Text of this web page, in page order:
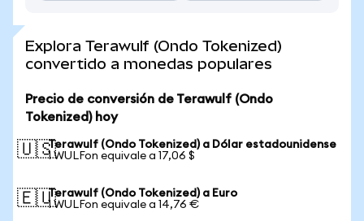
Explora Terawulf (Ondo Tokenized)
convertido a monedas populares
Precio de conversión de Terawulf (Ondo
Tokenized) hoy
🇺🇸Terawulf (Ondo Tokenized) a Dólar estadounidense
1 WULFon equivale a 17,06 $
🇪🇺Terawulf (Ondo Tokenized) a Euro
1 WULFon equivale a 14,76 €